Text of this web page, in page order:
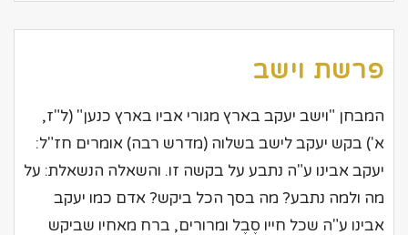
פרשת וישב
המבחן "וישב יעקב בארץ מגורי אביו בארץ כנען" (ל"ז,
א') בקש יעקב לישב בשלוה (מדרש רבה) אומרים חז"ל:
יעקב אבינו ע"ה נתבע על בקשה זו. והשאלה הנשאלת: על
מה ולמה נתבע? מה בסך הכל ביקש? אדם כמו יעקב
אבינו ע"ה שכל חייו סֶבֶל ומרורים, ברח מאחיו שביקש